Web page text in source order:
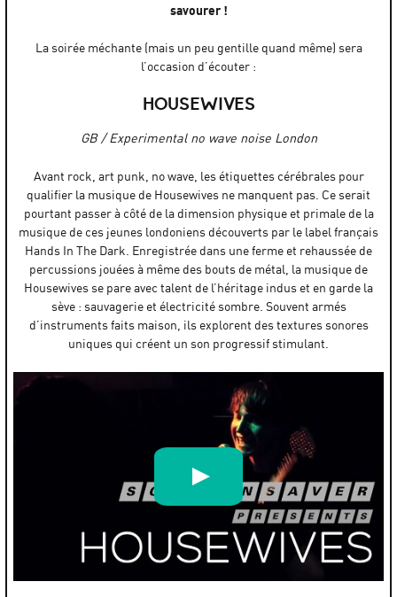
savourer !
La soirée méchante (mais un peu gentille quand même) sera
l’occasion d’écouter :
HOUSEWIVES
GB / Experimental no wave noise London
Avant rock, art punk, no wave, les étiquettes cérébrales pour
qualifier la musique de Housewives ne manquent pas. Ce serait
pourtant passer à côté de la dimension physique et primale de la
musique de ces jeunes londoniens découverts par le label français
Hands In The Dark. Enregistrée dans une ferme et rehaussée de
percussions jouées à même des bouts de métal, la musique de
Housewives se pare avec talent de l’héritage indus et en garde la
sève : sauvagerie et électricité sombre. Souvent armés
d’instruments faits maison, ils explorent des textures sonores
uniques qui créent un son progressif stimulant.